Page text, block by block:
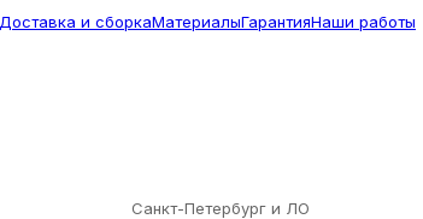
Доставка и сборкаМатериалыГарантияНаши работы
Санкт-Петербург и ЛО